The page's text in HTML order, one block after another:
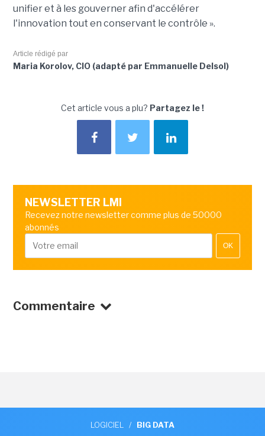
unifier et à les gouverner afin d'accélérer
l'innovation tout en conservant le contrôle ».
Article rédigé par
Maria Korolov, CIO (adapté par Emmanuelle Delsol)
Cet article vous a plu? Partagez le !
NEWSLETTER LMI
Recevez notre newsletter comme plus de 50000
abonnés
OK
Commentaire
LOGICIEL / BIG DATA